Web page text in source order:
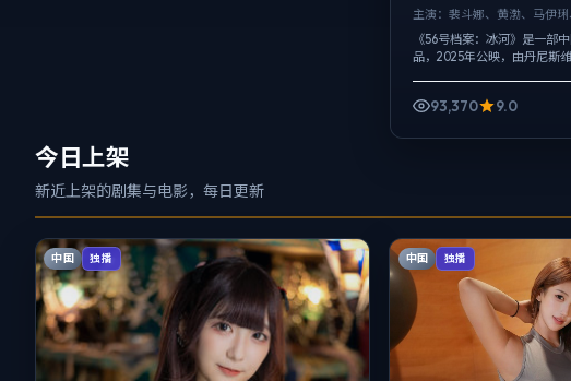
主演： 裴斗娜、黄渤、马伊
《56号档案：冰河》是一部
品，2025年公映，由丹尼斯·
93,370 9.0
今日上架
新近上架的剧集与电影，每日更新
中国 独播 中国 独播